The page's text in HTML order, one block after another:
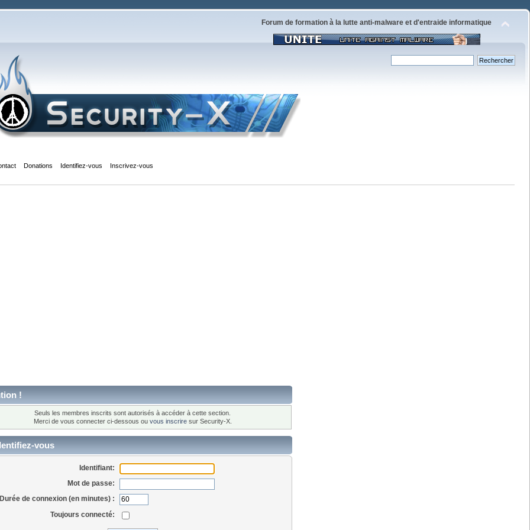
Forum de formation à la lutte anti-malware et d'entraide informatique
Donations Identifiez-vous Inscrivez-vous
!
Seuls les membres inscrits sont autorisés à accéder à cette section.
Merci de vous connecter ci-dessous ou vous inscriresur Security-X.
vous
Identifiant:
Mot de passe:
Durée de connexion (en minutes) :
Toujours connecté: